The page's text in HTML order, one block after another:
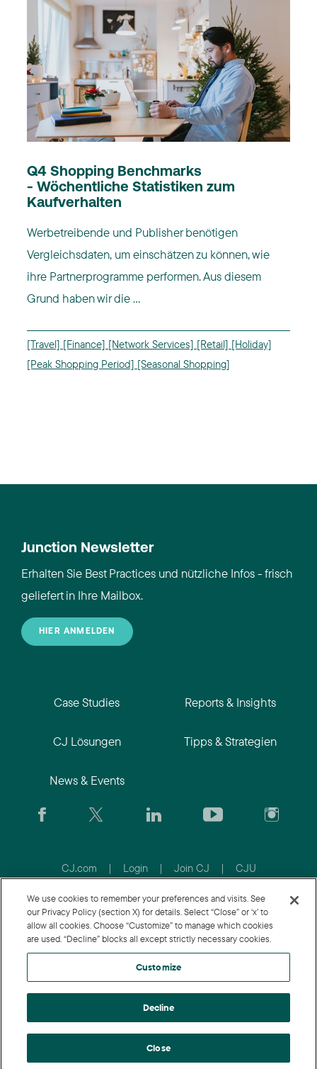
Q4 Shopping Benchmarks
- Wöchentliche Statistiken zum
Kaufverhalten
Werbetreibende und Publisher benötigen
Vergleichsdaten, um einschätzen zu können, wie
ihre Partnerprogramme performen. Aus diesem
Grund haben wir die ...
[Travel] [Finance] [Network Services] [Retail] [Holiday]
[Peak Shopping Period] [Seasonal Shopping]
Junction Newsletter
Erhalten Sie Best Practices und nützliche Infos - frisch
geliefert in Ihre Mailbox.
HIER ANMELDEN
Case Studies
CJ Lösungen
News & Events
Reports & Insights
Tipps & Strategien
CJ.com | Login | Join CJ | CJU
© 2026 Conversant Europe Ltd. All rights reserved.
Datenschutzrichtlinie
| Nutzungsbedingungen | Customize
|
| Zustimmung aktualisieren
We use cookies to remember your preferences and visits. See
our Privacy Policy (section X) for details. Select “Close” or ‘x’ to
allow all cookies. Choose “Customize” to manage which cookies
are used. “Decline” blocks all except strictly necessary cookies.
Customize
Decline
Close